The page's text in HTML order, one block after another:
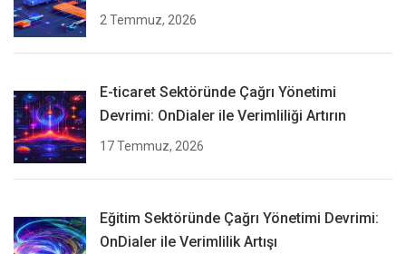
2 Temmuz, 2026
E-ticaret Sektöründe Çağrı Yönetimi
Devrimi: OnDialer ile Verimliliği Artırın
17 Temmuz, 2026
Eğitim Sektöründe Çağrı Yönetimi Devrimi:
OnDialer ile Verimlilik Artışı